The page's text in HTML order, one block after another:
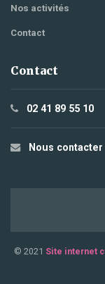
Nos activités
Contact
Contact
02 41 89 55 10
Nous contacter
© 2021 Site internet